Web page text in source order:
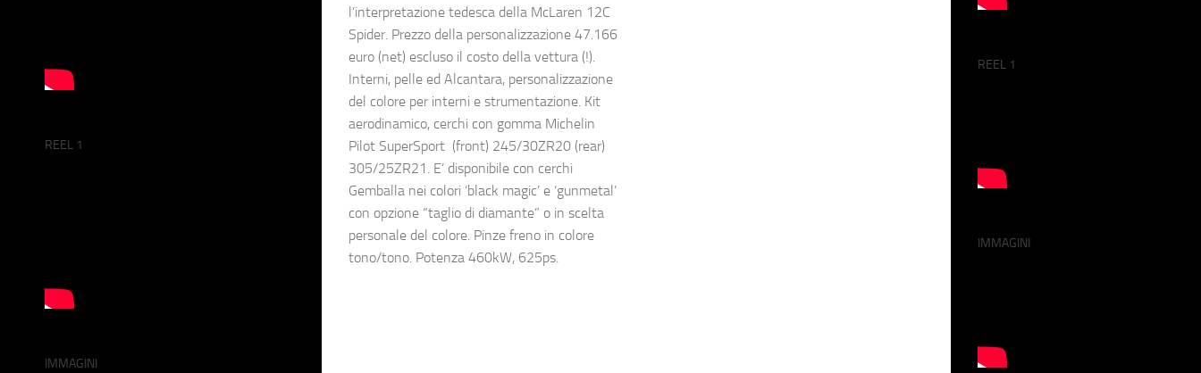
l’interpretazione tedesca della McLaren 12C
Spider. Prezzo della personalizzazione 47.166
euro (net) escluso il costo della vettura (!).
Interni, pelle ed Alcantara, personalizzazione
del colore per interni e strumentazione. Kit
aerodinamico, cerchi con gomma Michelin
Pilot SuperSport (front) 245/30ZR20 (rear)
305/25ZR21. E’ disponibile con cerchi
Gemballa nei colori ‘black magic’ e ‘gunmetal’
con opzione “taglio di diamante” o in scelta
personale del colore. Pinze freno in colore
tono/tono. Potenza 460kW, 625ps.
REEL 1
IMMAGINI
REEL 1
IMMAGINI